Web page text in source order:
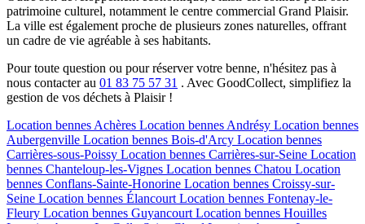
patrimoine culturel, notamment le centre commercial Grand Plaisir.
La ville est également proche de plusieurs zones naturelles, offrant
un cadre de vie agréable à ses habitants.
Pour toute question ou pour réserver votre benne, n'hésitez pas à
nous contacter au 01 83 75 57 31 . Avec GoodCollect, simplifiez la
gestion de vos déchets à Plaisir !
Location bennes Achères Location bennes Andrésy Location bennes
Aubergenville Location bennes Bois-d'Arcy Location bennes
Carrières-sous-Poissy Location bennes Carrières-sur-Seine Location
bennes Chanteloup-les-Vignes Location bennes Chatou Location
bennes Conflans-Sainte-Honorine Location bennes Croissy-sur-
Seine Location bennes Élancourt Location bennes Fontenay-le-
Fleury Location bennes Guyancourt Location bennes Houilles